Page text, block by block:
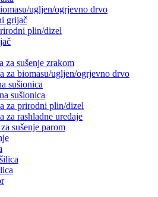
ugljen/ogrjevno drvo
grijač
plin/dizel
za sušenje zrakom
za biomasu/ugljen/ogrjevno drvo
sušionica
sušionica
za prirodni plin/dizel
za rashladne uređaje
sušenje parom